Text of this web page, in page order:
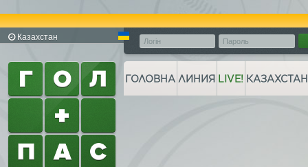
Казахстан
ГОЛОВНА ЛИНИЯ LIVE! КАЗАХСТАН